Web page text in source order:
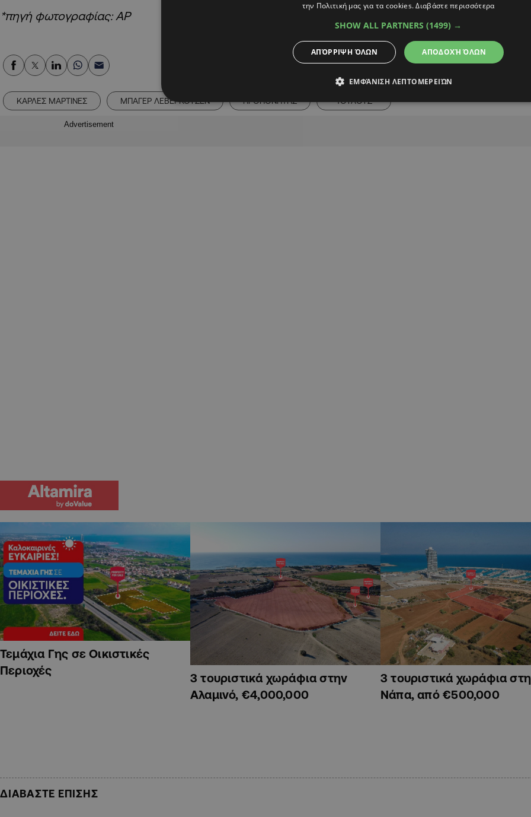
*πηγή φωτογραφίας: ΑΡ
Alpha Podcasts
ΚΑΡΛΕΣ ΜΑΡΤΙΝΕΣ ΜΠΑΓΕΡ ΛΕΒΕΡΚΟΥΖΕΝ ΠΡΟΠΟΝΗΤΗΣ ΤΟΥΛΟΥΖ
Advertisement
Τεμάχια Γης σε Οικιστικές
Περιοχές
3 τουριστικά χωράφια στην
Αλαμινό, €4,000,000
3 τουριστικά χωράφια
Νάπα, από €500,000
ΔΙΑΒΑΣΤΕ ΕΠΙΣΗΣ
την Πολιτική μας για τα cookies.Διαβάστε περισσότερα
SHOW ALL PARTNERS (1499) →
ΑΠΟΔΟΧΉ ΌΛΩΝ
ΑΠΌΡΡΙΨΗ ΌΛΩΝ
ΕΜΦΆΝΙΣΗ ΛΕΠΤΟΜΕΡΕΙΏΝ